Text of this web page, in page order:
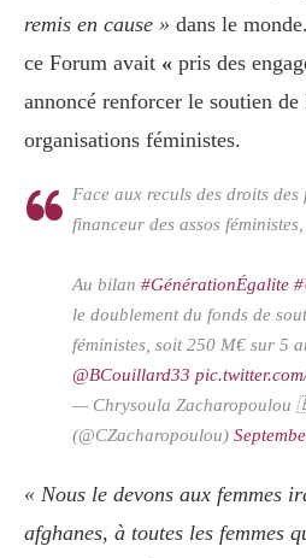
remis en cause » dans le
ce Forum avait « pris des
annoncé renforcer le soutien de
organisations féministes.
Face aux reculs des droits
financeur des assos
Au bilan #GénérationÉgalite
le doublement du fonds de
féministes, soit 250 M€ sur 5
@BCouillard33
— Chrysoula
(@CZacharopoulou)
« Nous le devons aux femmes
afghanes, à toutes les femmes